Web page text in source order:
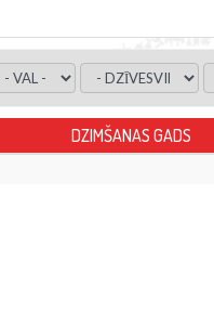
DZIMŠANAS GADS